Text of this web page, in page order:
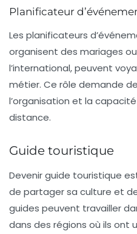
Planificateur
Les planificateurs
organisent des mariages
l’international, peuvent
métier. Ce rôle demande
l’organisation et la
distance.
Guide touristique
Devenirguide touristique
de partager sa culture et
guides peuvent travailler
dans des régions où ils ont